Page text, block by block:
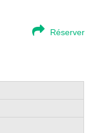
Réserver